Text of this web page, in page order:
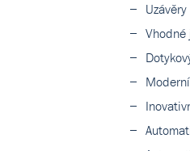
Vhodné